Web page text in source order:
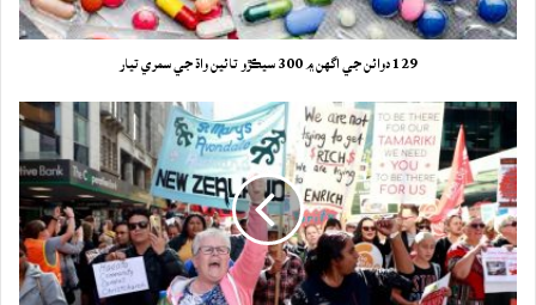
129 دوائن جي اگهن ۾ 300 سيڪڙو تائين واڌ جي سمري تيار